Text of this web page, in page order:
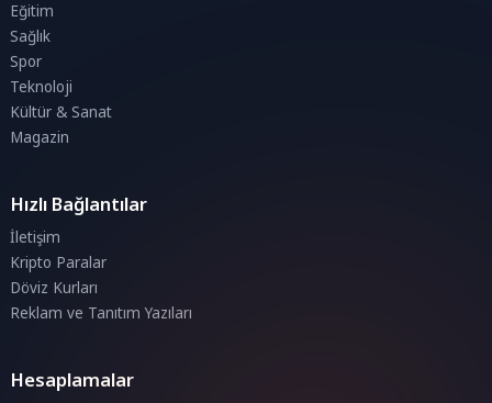
Eğitim
Sağlık
Spor
Teknoloji
Kültür & Sanat
Magazin
Hızlı Bağlantılar
İletişim
Kripto Paralar
Döviz Kurları
Reklam ve Tanıtım Yazıları
Hesaplamalar